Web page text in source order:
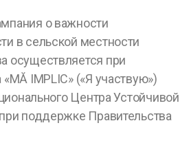
о важности
в сельской местности
осуществляется при
IMPLIC» («Я участвую»)
Центра Устойчивой
поддержке Правительства